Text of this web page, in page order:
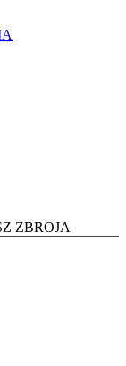
ZBROJA